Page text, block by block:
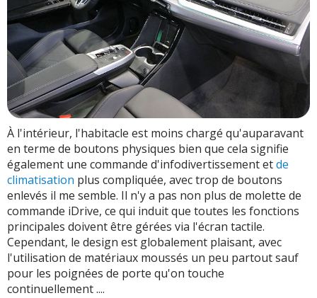
À l'intérieur, l'habitacle est moins chargé qu'auparavant
en terme de boutons physiques bien que cela signifie
également une commande d'infodivertissement etde
climatisation plus compliquée, avec trop de boutons
enlevés il me semble. Il n'y a pas non plus de molette de
commande iDrive, ce qui induit que toutes les fonctions
principales doivent être gérées via l'écran tactile.
Cependant, le design est globalement plaisant, avec
l'utilisation de matériaux moussés un peu partout sauf
pour les poignées de porte qu'on touche
continuellement ....